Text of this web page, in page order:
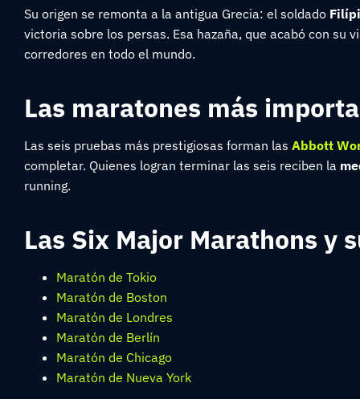
Su origen se remonta a la antigua Grecia: el soldado
victoria sobre los persas. Esa hazaña, que acabó con su
corredores en todo el mundo.
Las maratones más
Las seis pruebas más prestigiosas forman las Abbott
completar. Quienes logran terminar las seis reciben la
running.
Las Six Major Marathons y
Maratón de Tokio
Maratón de Boston
Maratón de Londres
Maratón de Berlín
Maratón de Chicago
Maratón de Nueva York